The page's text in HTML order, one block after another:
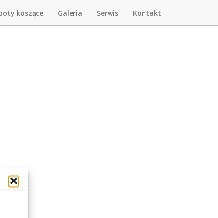
koszące Galeria Serwis Kontakt